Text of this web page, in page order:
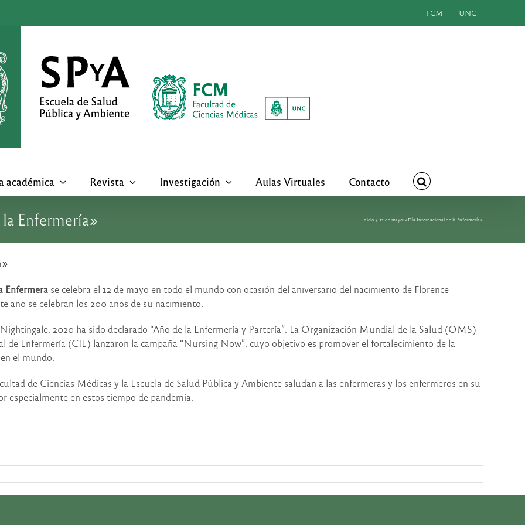
FCM UNC
académica Revista Investigación Aulas Virtuales Contacto
Enfermería» Inicio 12 de mayo: «Día Internacional de la Enfermería»
Enfermera se celebra el 12 de mayo en todo el mundo con ocasión del aniversario del nacimiento de Florence
año se celebran los 200 años de su nacimiento.
2020 ha sido declarado “Año de la Enfermería y Partería”. La Organización Mundial de la Salud (OMS)
de Enfermería (CIE) lanzaron la campaña “Nursing Now”, cuyo objetivo es promover el fortalecimiento de la
el mundo.
de Ciencias Médicas y la Escuela de Salud Pública y Ambiente saludan a las enfermeras y los enfermeros en su
especialmente en estos tiempo de pandemia.